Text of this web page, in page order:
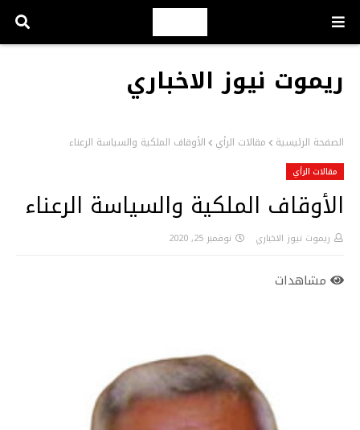
ريموت نيوز الاخباري
الصفحة الرئيسية مقالات الرأي الأوقاف الملكية والسياسة الرعناء
مقالات الرأي
الأوقاف الملكية والسياسة الرعناء
ريموت نيوز الاخباري نوفمبر 25, 2020
مشاهدات